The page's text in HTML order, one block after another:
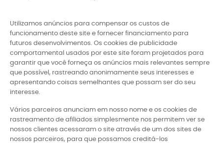
Utilizamos anúncios para compensar os custos de
funcionamento deste site e fornecer financiamento para
futuros desenvolvimentos. Os cookies de publicidade
comportamental usados ​​por este site foram projetados para
garantir que você forneça os anúncios mais relevantes sempre
que possível, rastreando anonimamente seus interesses e
apresentando coisas semelhantes que possam ser do seu
interesse.
Vários parceiros anunciam em nosso nome e os cookies de
rastreamento de afiliados simplesmente nos permitem ver se
nossos clientes acessaram o site através de um dos sites de
nossos parceiros, para que possamos creditá-los